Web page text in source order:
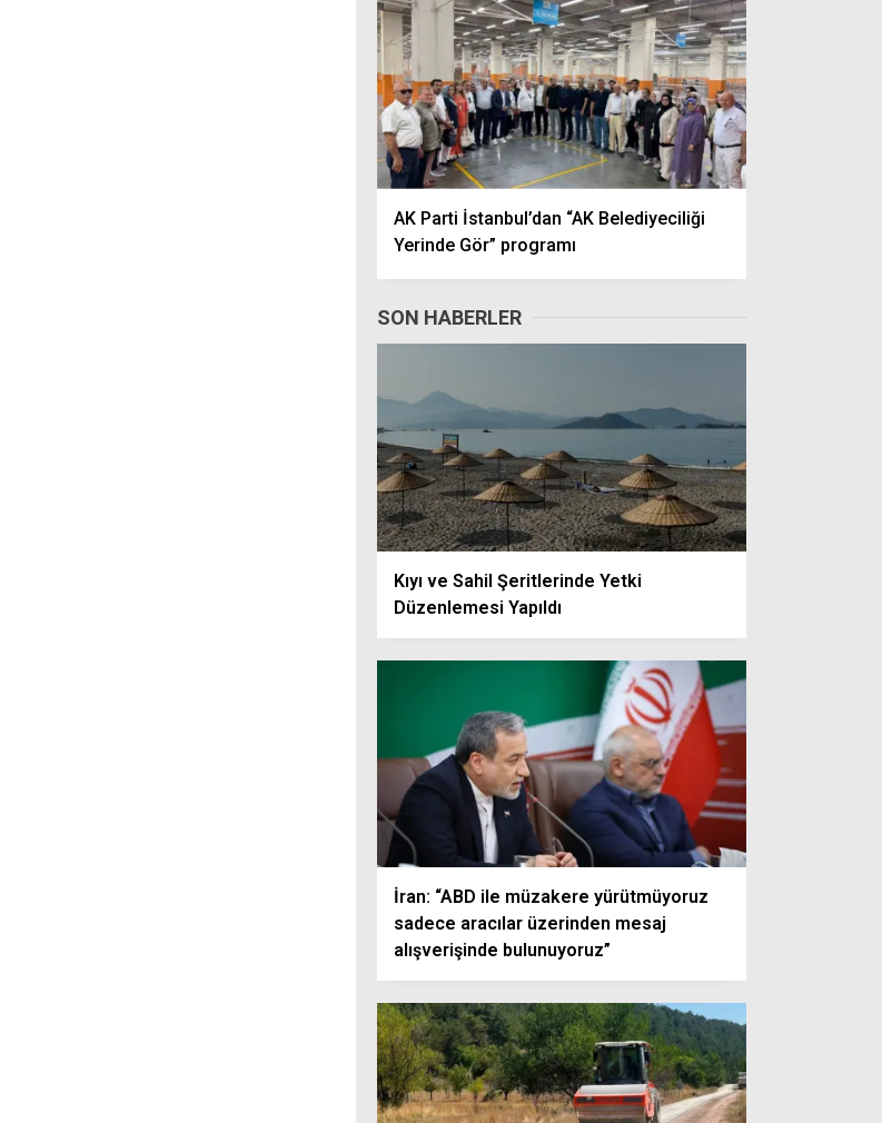
AK Parti İstanbul’dan “AK Belediyeciliği
Yerinde Gör” programı
SON HABERLER
Kıyı ve Sahil Şeritlerinde Yetki
Düzenlemesi Yapıldı
İran: “ABD ile müzakere yürütmüyoruz
sadece aracılar üzerinden mesaj
alışverişinde bulunuyoruz”